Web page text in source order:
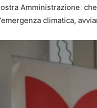
Amministrazione
climatica,